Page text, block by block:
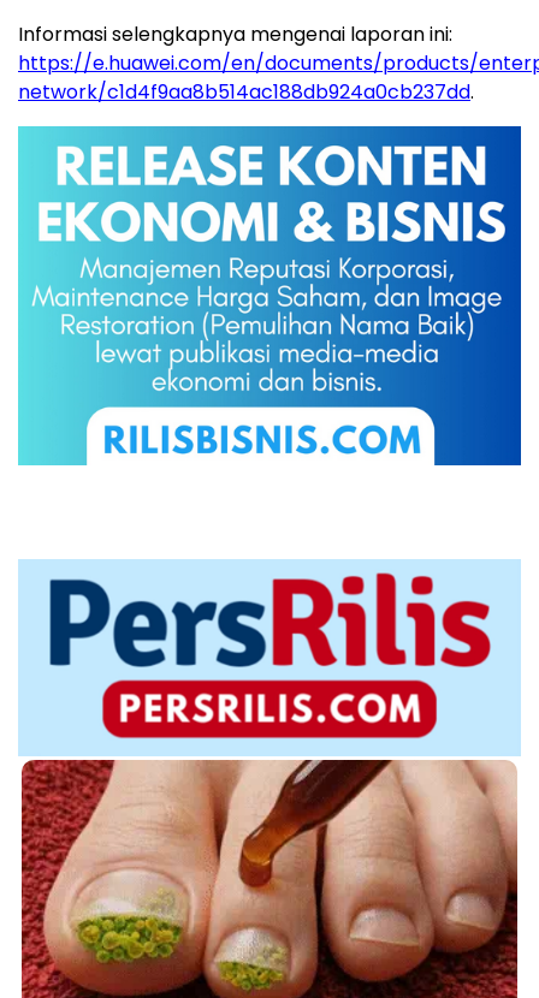
Informasi selengkapnya mengenai laporan ini:
https://e.huawei.com/en/documents/products/
network/c1d4f9aa8b514ac188db924a0cb237dd.